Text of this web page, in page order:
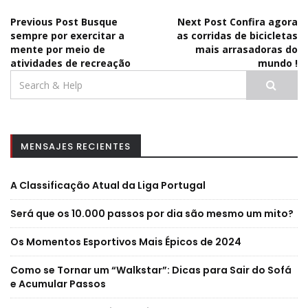
Navegação
de
artigos
Previous Post Busque
sempre por exercitar a
mente por meio de
atividades de recreação
Next Post Confira agora
as corridas de bicicletas
mais arrasadoras do
mundo !
for:
MENSAJES RECIENTES
A Classificação Atual da Liga Portugal
Será que os 10.000 passos por dia são mesmo um mito?
Os Momentos Esportivos Mais Épicos de 2024
Como se Tornar um “Walkstar”: Dicas para Sair do Sofá
e Acumular Passos